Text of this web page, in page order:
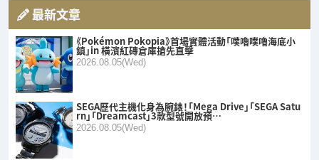
最新文章
《Pokémon Pokopia》首場實體活動「噗嚕噗嚕海底小
鎮」in 橫濱紅磚倉庫搶先直擊
2026.08.05(Wed)
SEGA歷代主機化身為腕錶！「Mega Drive」「SEGA Satu
rn」「Dreamcast」3款型號開放預…
2026.08.05(Wed)